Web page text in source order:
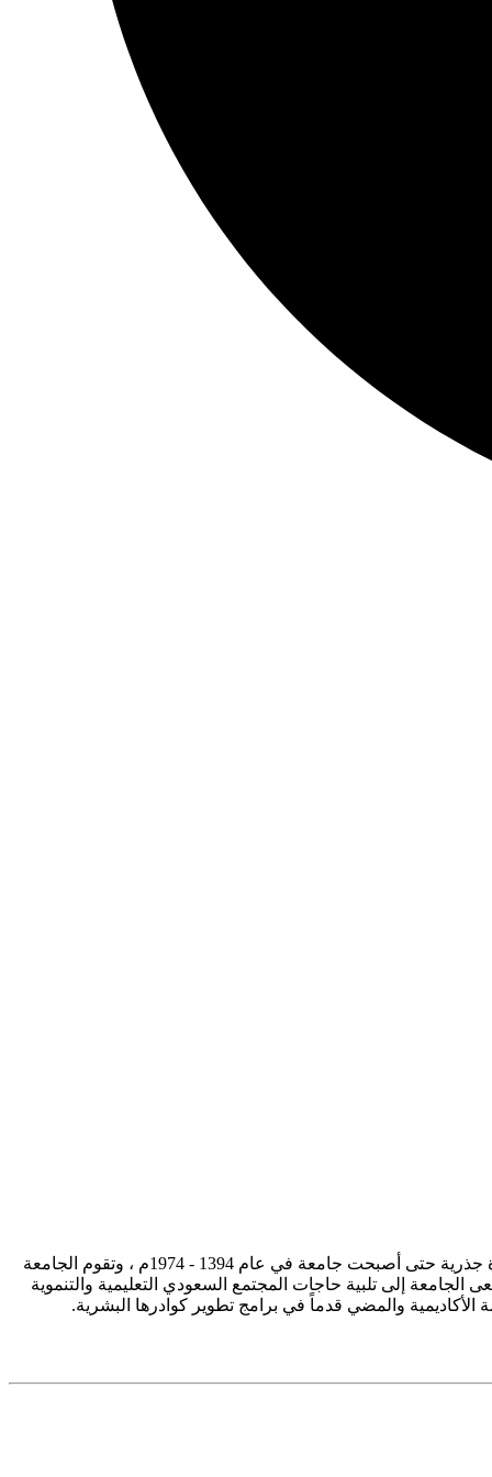
تأسست جامعة الإمام محمد بن سعود الإسلامية ممثلة في كلية الشريعة في سنة 1373هـ 1953م، وتطورت منذ ذلك الحين بصورة جذرية حتى أصبحت جامعة في عام 1394 - 1974م ، وتقوم الجامعة
الجامعة إلى تلبية حاجات المجتمع السعودي التعليمية والتنموية
الأكاديمية والمضي قدماً في برامج تطوير كوادرها البشرية.